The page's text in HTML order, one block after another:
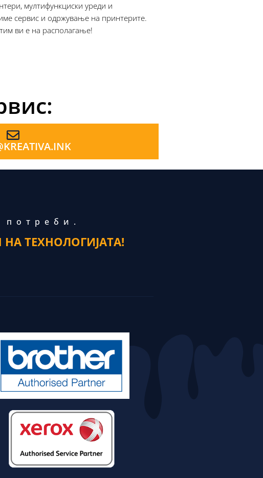
мултифункциски уреди и
сервис и одржување на принтерите.
ви е на располагање!
потреби.
ТЕХНОЛОГИЈАТА!